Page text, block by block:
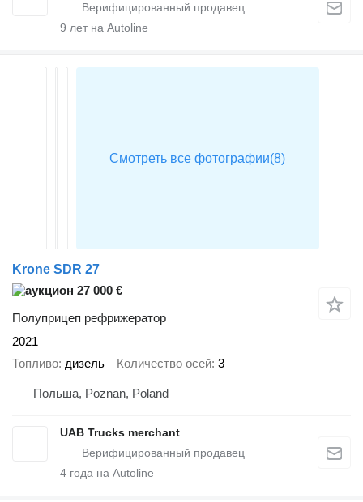
9 лет на Autoline
Krone SDR 27
27 000 €
Полуприцеп рефрижератор
2021
Топливо дизель Количество осей 3
Польша, Poznan, Poland
UAB Trucks merchant
4 года на Autoline